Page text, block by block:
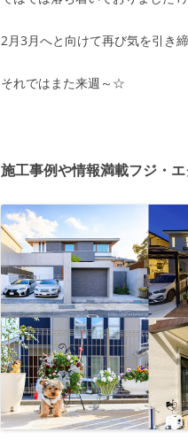
2月3月へと向けて再び気を引き
それではまた来週～☆
施工事例や情報満載フジ・